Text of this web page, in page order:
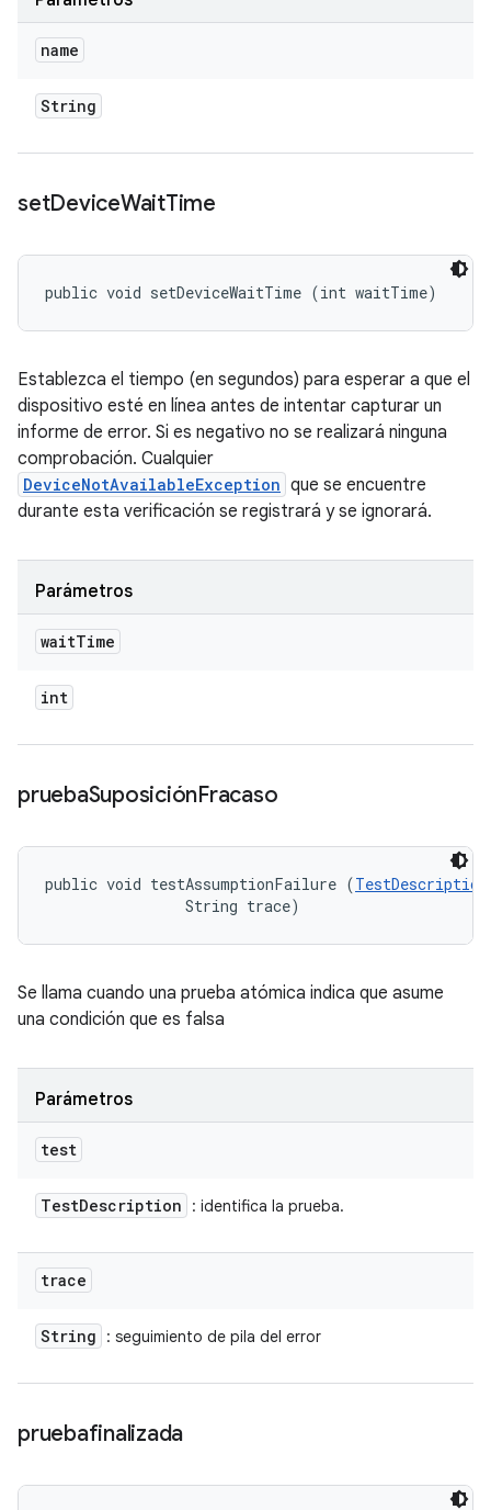
name
String
setDeviceWaitTime
public void setDeviceWaitTime (int waitTime)
Establezca el tiempo (en segundos) para esperar a que el
dispositivo esté en línea antes de intentar capturar un
informe de error. Si es negativo no se realizará ninguna
comprobación. Cualquier
DeviceNotAvailableException que se encuentre
durante esta verificación se registrará y se ignorará.
Parámetros
waitTime
int
pruebaSuposiciónFracaso
public void testAssumptionFailure (TestDescription
                String trace)
Se llama cuando una prueba atómica indica que asume
una condición que es falsa
Parámetros
test
TestDescription : identifica la prueba.
trace
String : seguimiento de pila del error
pruebafinalizada